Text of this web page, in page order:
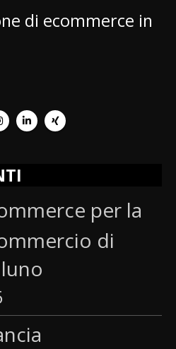
di ecommerce in
per la
di